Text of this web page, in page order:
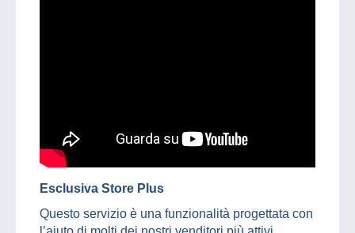
Esclusiva Store Plus
Questo servizio è una funzionalità progettata con